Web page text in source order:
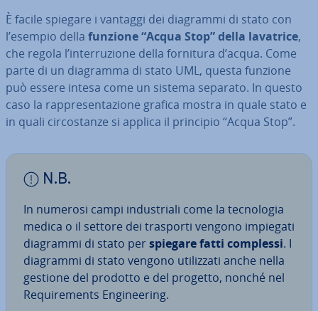
È facile spiegare i vantaggi dei diagrammi di stato con
l’esempio della funzione “Acqua Stop” della lavatrice,
che regola l’in­ter­ru­zio­ne della fornitura d’acqua. Come
parte di un diagramma di stato UML, questa funzione
può essere intesa come un sistema separato. In questo
caso la rap­pre­sen­ta­zio­ne grafica mostra in quale stato e
in quali cir­co­stan­ze si applica il principio “Acqua Stop”.
N.B.
In numerosi campi in­du­stria­li come la tec­no­lo­gia
medica o il settore dei trasporti vengono impiegati
diagrammi di stato perspiegare fatti complessi. I
diagrammi di stato vengono uti­liz­za­ti anche nella
gestione del prodotto e del progetto, nonché nel
Re­qui­re­men­ts En­gi­nee­ring.